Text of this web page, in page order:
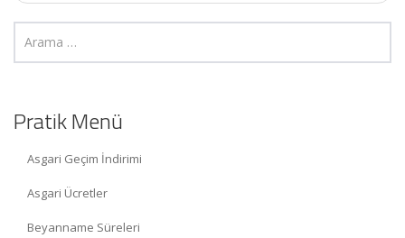
Pratik Menü
Asgari Geçim İndirimi
Asgari Ücretler
Beyanname Süreleri